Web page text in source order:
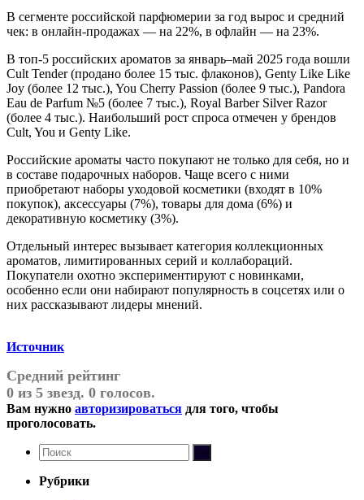
В сегменте российской парфюмерии за год вырос и средний
чек: в онлайн-продажах — на 22%, в офлайн — на 23%.
В топ-5 российских ароматов за январь–май 2025 года вошли
Cult Tender (продано более 15 тыс. флаконов), Genty Like Like
Joy (более 12 тыс.), You Cherry Passion (более 9 тыс.), Pandora
Eau de Parfum №5 (более 7 тыс.), Royal Barber Silver Razor
(более 4 тыс.). Наибольший рост спроса отмечен у брендов
Cult, You и Genty Like.
Российские ароматы часто покупают не только для себя, но и
в составе подарочных наборов. Чаще всего с ними
приобретают наборы уходовой косметики (входят в 10%
покупок), аксессуары (7%), товары для дома (6%) и
декоративную косметику (3%).
Отдельный интерес вызывает категория коллекционных
ароматов, лимитированных серий и коллабораций.
Покупатели охотно экспериментируют с новинками,
особенно если они набирают популярность в соцсетях или о
них рассказывают лидеры мнений.
Источник
Средний рейтинг
0 из 5 звезд. 0 голосов.
Вам нужно авторизироваться для того, чтобы
проголосовать.
Рубрики